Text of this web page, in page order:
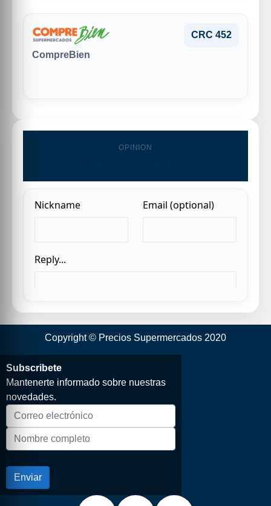
CRC 452
CompreBien
OPINION
Copyright © Precios Supermercados 2020
Subscribete
Mantenerte informado sobre nuestras
novedades.